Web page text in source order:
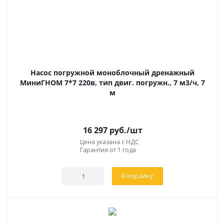
Насос погружной моноблочный дренажный
МиниГНОМ 7*7 220в, тип двиг. погружн., 7 м3/ч, 7
м
16 297руб./шт
Цена указана с НДС
Гарантия от 1 года
В корзину